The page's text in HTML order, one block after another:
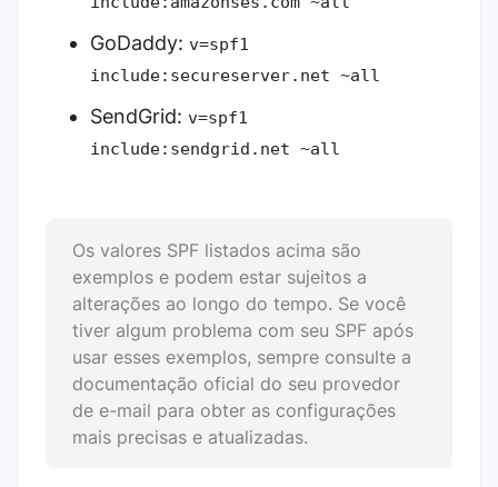
GoDaddy: v=spf1
include:secureserver.net ~all
SendGrid: v=spf1
include:sendgrid.net ~all
Os valores SPF listados acima são
exemplos e podem estar sujeitos a
alterações ao longo do tempo. Se você
tiver algum problema com seu SPF após
usar esses exemplos, sempre consulte a
documentação oficial do seu provedor
de e-mail para obter as configurações
mais precisas e atualizadas.